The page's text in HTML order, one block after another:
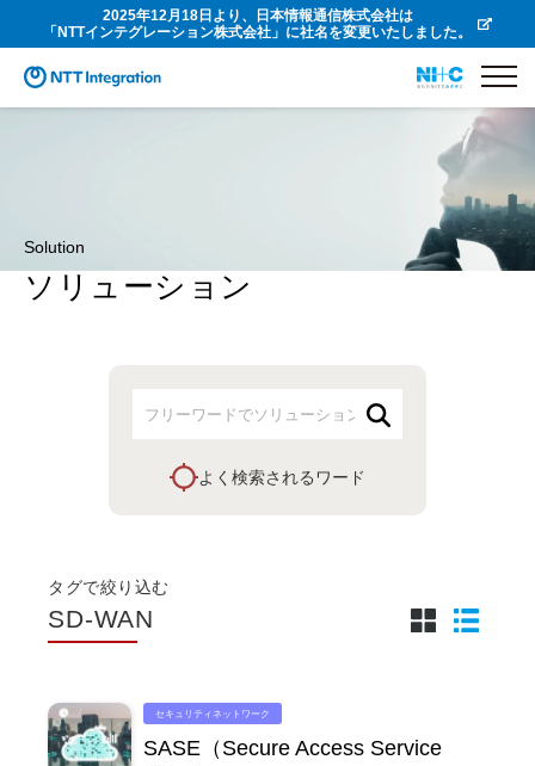
2025年12月18日より、日本情報通信株式会社は
「NTTインテグレーション株式会社」に社名を変更いたしました。
Solution
ソリューション
よく検索されるワード
タグで絞り込む
SD-WAN
セキュリティネットワーク
SASE（Secure Access Service